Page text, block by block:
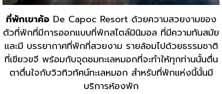
ที่พักเขาค้อDe Capoc Resort ด้วยความสวยงามของ
ตัวที่พักที่มีการออกแบบที่พักสไตล์มินิมอล ที่มีความทันสมัย
และมี บรรยากาศที่พักที่สวยงาม รายล้อมไปด้วยธรรมชาติ
ที่เขียวขจี พร้อมกับจุดชมทะเลหมอกที่จะทำให้ทุกท่านนั้นตื่น
ตาตื่นใจกับวิวทิวทัศน์ทะเลหมอก สำหรับที่พักแห่งนี้นั้นมี
บริการห้องพัก